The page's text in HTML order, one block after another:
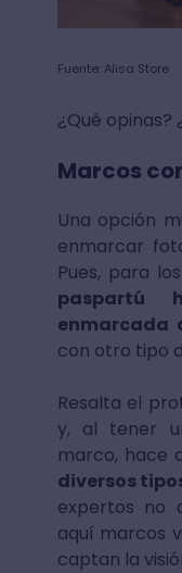
Fuente: Alisa Store
¿Qué opinas?
Marcos
Una opción
enmarcar
Pues, para
paspartú
enmarcada
con otro tipo
Resalta el
y, al tener
marco, hace
diversos
expertos no
aquí marcos
captan la